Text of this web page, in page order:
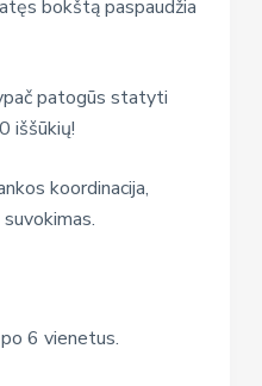
bokštą paspaudžia
patogūs statyti
iššūkių!
koordinacija,
6 vienetus.